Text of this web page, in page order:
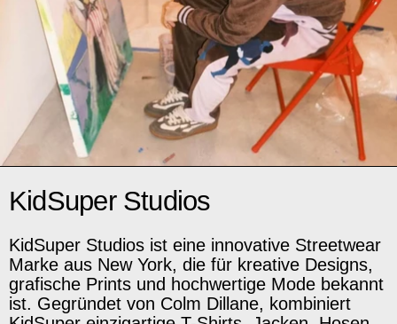
KidSuper Studios
KidSuper Studios ist eine innovative Streetwear
Marke aus New York, die für kreative Designs,
grafische Prints und hochwertige Mode bekannt
ist. Gegründet von Colm Dillane, kombiniert